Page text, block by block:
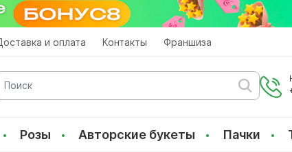
и оплата Контакты Франшиза
Поиск
Розы Авторские букеты Пачки